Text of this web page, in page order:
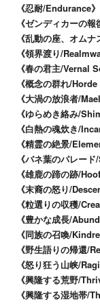
《忍耐/Endurance》
《ゼンディカーの
《乱動の座、オム
《領界渡り/
《春の君主/Vernal
《概念の群れ/
《大渦の放浪者/
《ゆらめき絡み/
《白熱の魂炊き/
《精霊の絶景/
《バネ葉のパレー
《雄鹿の蹄の跡/
《末裔の怒り/
《粒選りの収穫/
《豊かな成長/
《同族の召喚/
《野生語りの帰還/
《怒り狂う山峡/
《興隆する荒野/
《興隆する湿地帯/